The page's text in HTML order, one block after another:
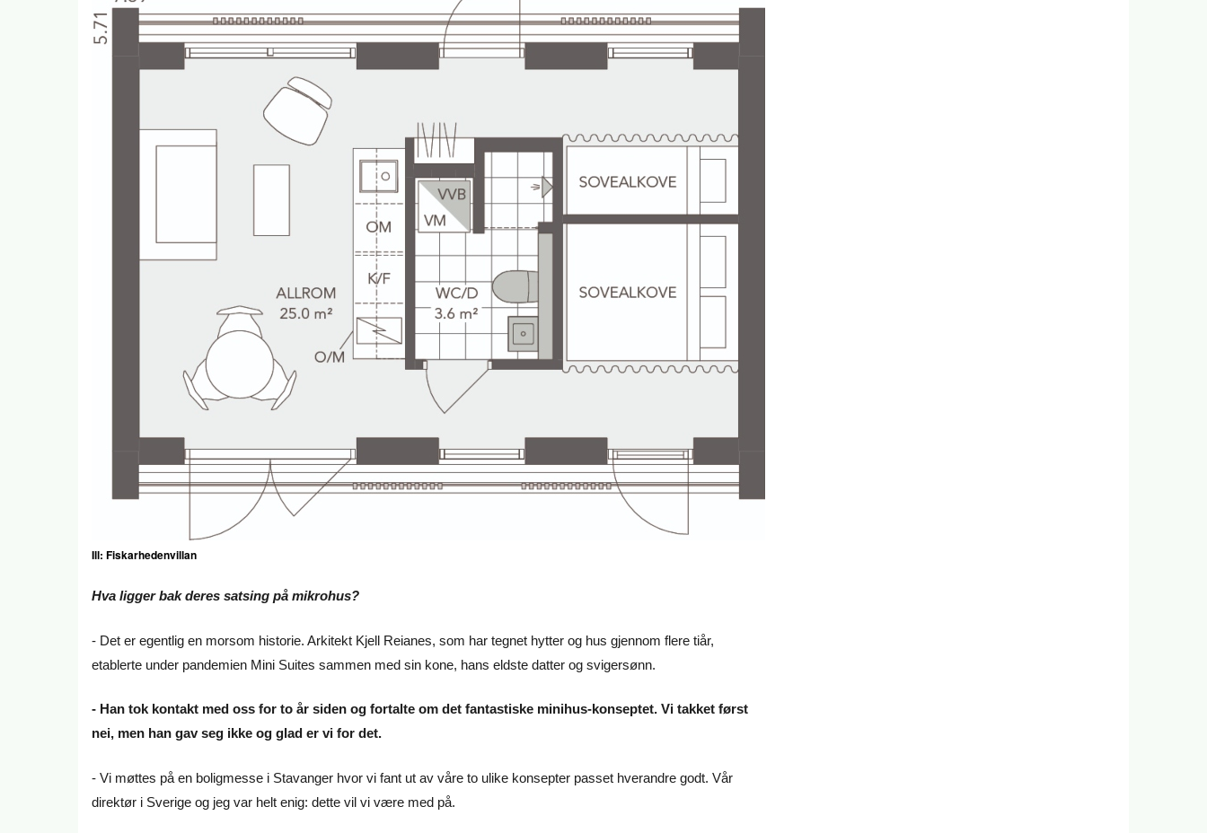
Ill: Fiskarhedenvillan
Hva ligger bak deres satsing på mikrohus?
- Det er egentlig en morsom historie. Arkitekt Kjell Reianes, som har tegnet hytter og hus gjennom flere tiår,
etablerte under pandemien Mini Suites sammen med sin kone, hans eldste datter og svigersønn.
- Han tok kontakt med oss for to år siden og fortalte om det fantastiske minihus-konseptet. Vi takket først
nei, men han gav seg ikke og glad er vi for det.
- Vi møttes på en boligmesse i Stavanger hvor vi fant ut av våre to ulike konsepter passet hverandre godt. Vår
direktør i Sverige og jeg var helt enig: dette vil vi være med på.